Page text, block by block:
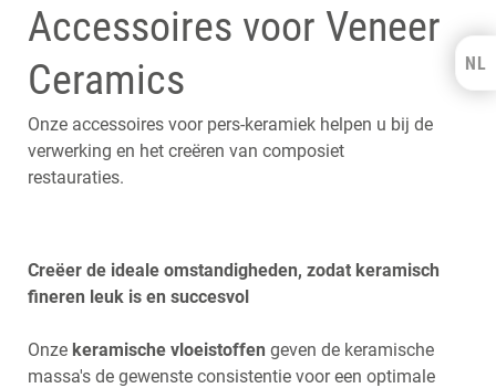
NL
FRANÇAIS
Accessoires voor Veneer
Ceramics
Onze accessoires voor pers-keramiek helpen u bij de
verwerking en het creëren van composiet
restauraties.
Creëer de ideale omstandigheden, zodat keramisch
fineren leuk is en succesvol
Onze keramische vloeistoffen geven de keramische
massa's de gewenste consistentie voor een optimale